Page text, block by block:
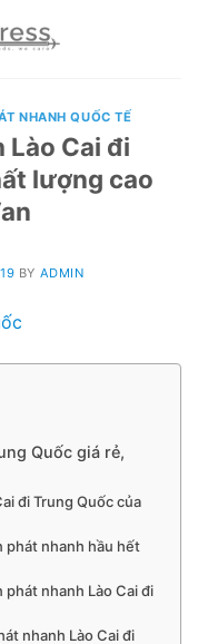
NHANH QUỐC TẾ
Lào Cai đi
lượng cao
BY ADMIN
Quốc giá rẻ,
đi Trung Quốc của
phát nhanh hầu hết
nhanh Lào Cai đi
nhanh Lào Cai đi